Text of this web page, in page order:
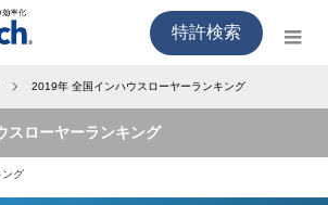
特許検索
2019年 全国インハウスローヤーランキング
スローヤーランキング
ング